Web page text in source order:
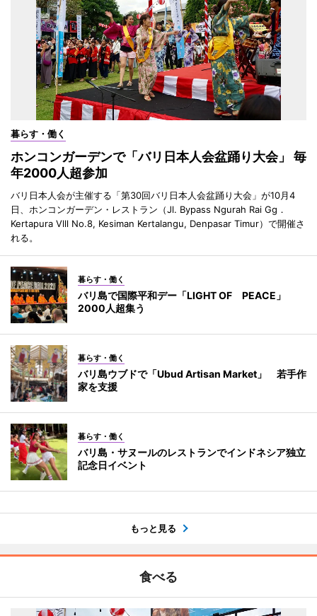
暮らす・働く
ホンコンガーデンで「バリ日本人会盆踊り大会」 毎
年2000人超参加
バリ日本人会が主催する「第30回バリ日本人会盆踊り大会」が10月4
日、ホンコンガーデン・レストラン（Jl. Bypass Ngurah Rai Gg．
Kertapura Vlll No.8, Kesiman Kertalangu, Denpasar Timur）で開催さ
れる。
暮らす・働く
バリ島で国際平和デー「LIGHT OF PEACE」
2000人超集う
暮らす・働く
バリ島ウブドで「Ubud Artisan Market」 若手作
家を支援
暮らす・働く
バリ島・サヌールのレストランでインドネシア独立
記念日イベント
もっと見る
食べる